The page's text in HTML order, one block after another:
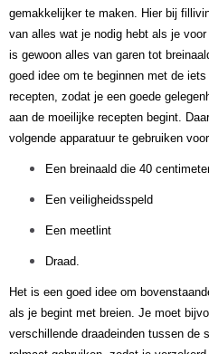
gemakkelijker te maken. Hier bij
van alles wat je nodig hebt als je
is gewoon alles van garen tot
goed idee om te beginnen met de
recepten, zodat je een goede
aan de moeilijke recepten begint.
volgende apparatuur te gebruiken
Een breinaald die 40
Een veiligheidsspeld
Een meetlint
Draad.
Het is een goed idee om
als je begint met breien. Je moet
verschillende draadeinden tussen de